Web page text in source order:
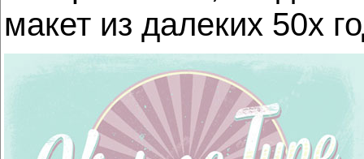
макет из далеких 50х